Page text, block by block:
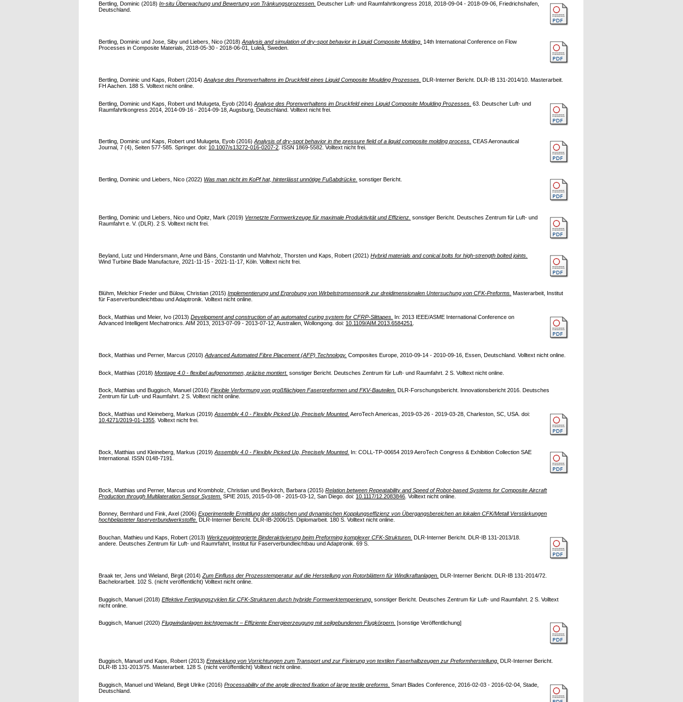
Bertling, Dominic (2018)In-situ Überwachung und Bewertung von Tränkungsprozessen.
Deutscher Luft- und Raumfahrtkongress 2018, 2018-09-04 - 2018-09-06, Friedrichshafen,
Deutschland.
Bertling, Dominic undJose, Siby undLiebers, Nico (2018)Analysis and simulation of dry-spot behavior in Liquid Composite Molding. 14th International Conference on Flow
Processes in Composite Materials, 2018-05-30 - 2018-06-01, Luleå, Sweden.
Bertling, Dominic undKaps, Robert (2014)Analyse des Porenverhaltens im Druckfeld eines Liquid Composite Moulding Prozesses. DLR-Interner Bericht. DLR-IB 131-2014/10. Masterarbeit.
FH Aachen. 188 S. Volltext nicht online.
Bertling, Dominic undKaps, Robert undMulugeta, Eyob (2014)Analyse des Porenverhaltens im Druckfeld eines Liquid Composite Moulding Prozesses. 63. Deutscher Luft- und
Raumfahrtkongress 2014, 2014-09-16 - 2014-09-18, Augsburg, Deutschland. Volltext nicht frei.
Bertling, Dominic und Kaps, Robert und Mulugeta, Eyob (2016)Analysis of dry-spot behavior in the pressure field of a liquid composite molding process. CEAS Aeronautical
Journal, 7 (4), Seiten 577-585. Springer. doi: 10.1007/s13272-016-0207-2 . ISSN 1869-5582. Volltext nicht frei.
Bertling, Dominic undLiebers, Nico (2022) Was man nicht im KoPf hat, hinterlässt unnötige Fußabdrücke. sonstiger Bericht.
Bertling, Dominic undLiebers, Nico undOpitz, Mark (2019) Vernetzte Formwerkzeuge für maximale Produktivität und Effizienz. sonstiger Bericht. Deutsches Zentrum für Luft- und
Raumfahrt e. V. (DLR). 2 S. Volltext nicht frei.
Beyland, Lutz undHindersmann, Arne undBäns, Constantin undMahrholz, Thorsten undKaps, Robert (2021)Hybrid materials and conical bolts for high-strength bolted joints.
Wind Turbine Blade Manufacture, 2021-11-15 - 2021-11-17, Köln. Volltext nicht frei.
Blühm, Melchior Frieder und Bülow, Christian (2015)Implementierung und Erprobung von Wirbelstromsensorik zur dreidimensionalen Untersuchung von CFK-Preforms. Masterarbeit, Institut
für Faserverbundleichtbau und Adaptronik. Volltext nicht online.
Bock, Matthias undMeier, Ivo (2013)Development and construction of an automated curing system for CFRP-Slittapes. In: 2013 IEEE/ASME International Conference on
Advanced Intelligent Mechatronics. AIM 2013, 2013-07-09 - 2013-07-12, Australien, Wollongong. doi: 10.1109/AIM.2013.6584251
Bock, Matthias undPerner, Marcus (2010)Advanced Automated Fibre Placement (AFP) Technology. Composites Europe, 2010-09-14 - 2010-09-16, Essen, Deutschland. Volltext nicht online.
Bock, Matthias (2018)Montage 4.0 - flexibel aufgenommen, präzise montiert. sonstiger Bericht. Deutsches Zentrum für Luft- und Raumfahrt. 2 S. Volltext nicht online.
Bock, Matthias und Buggisch, Manuel (2016)Flexible Verformung von großflächigen Faserpreformen und FKV-Bauteilen.
DLR-Forschungsbericht. Innovationsbericht 2016. Deutsches
Zentrum für Luft- und Raumfahrt. 2 S. Volltext nicht online.
Bock, Matthias undKleineberg, Markus (2019)Assembly 4.0 - Flexibly Picked Up, Precisely Mounted. AeroTech Americas, 2019-03-26 - 2019-03-28, Charleston, SC, USA. doi:
10.4271/2019-01-1355 . Volltext nicht frei.
Bock, Matthias undKleineberg, Markus (2019)Assembly 4.0 - Flexibly Picked Up, Precisely Mounted. In: COLL-TP-00654 2019 AeroTech Congress & Exhibition Collection SAE
International. ISSN 0148-7191.
Bock, Matthias undPerner, Marcus undKrombholz, Christian undBeykirch, Barbara (2015)Relation between Repeatability and Speed of Robot-based Systems for Composite Aircraft
Production through Multilateration Sensor System. SPIE 2015, 2015-03-08 - 2015-03-12, San Diego. doi: 10.1117/12.2083846 . Volltext nicht online.
Bonney, Bernhard und Fink, Axel (2006)Experimentelle Ermittlung der statischen und dynamischen Kopplungseffizienz von Übergangsbereichen an lokalen CFK/Metall Verstärkungen
hochbelasteter faserverbundwerkstoffe.
DLR-Interner Bericht. DLR-IB-2006/15. Diplomarbeit. 180 S. Volltext nicht online.
Bouchan, Mathieu undKaps, Robert (2013) Werkzeugintegrierte Binderaktivierung beim Preforming komplexer CFK‐Strukturen. DLR-Interner Bericht. DLR-IB 131-2013/18.
andere. Deutsches Zentrum für Luft- und Raumrfahrt, Institut für Faserverbundleichtbau und Adaptronik. 69 S.
Braak ter, Jens undWieland, Birgit (2014)Zum Einfluss der Prozesstemperatur auf die Herstellung von Rotorblättern für Windkraftanlagen. DLR-Interner Bericht. DLR-IB 131-2014/72.
Bachelorarbeit. 102 S. (nicht veröffentlicht) Volltext nicht online.
Buggisch, Manuel (2018)Effektive Fertigungszyklen für CFK-Strukturen durch hybride Formwerktemperierung. sonstiger Bericht. Deutsches Zentrum für Luft- und Raumfahrt. 2 S. Volltext
nicht online.
Buggisch, Manuel (2020)Flugwindanlagen leichtgemacht – Effiziente Energieerzeugung mit seilgebundenen Flugkörpern. [sonstige Veröffentlichung]
Buggisch, Manuel undKaps, Robert (2013)Entwicklung von Vorrichtungen zum Transport und zur Fixierung von textilen Faserhalbzeugen zur Preformherstellung. DLR-Interner Bericht.
DLR-IB 131-2013/75. Masterarbeit. 128 S. (nicht veröffentlicht) Volltext nicht online.
Buggisch, Manuel undWieland, Birgit Ulrike (2016)Processability of the angle directed fixation of large textile preforms. Smart Blades Conference, 2016-02-03 - 2016-02-04, Stade,
Deutschland.